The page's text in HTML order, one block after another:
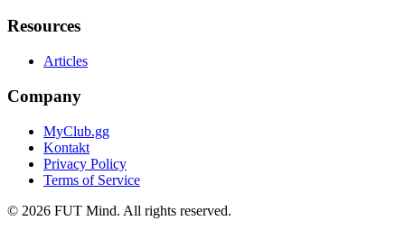
Resources
Articles
Company
MyClub.gg
Kontakt
Privacy Policy
Terms of Service
© 2026 FUT Mind. All rights reserved.